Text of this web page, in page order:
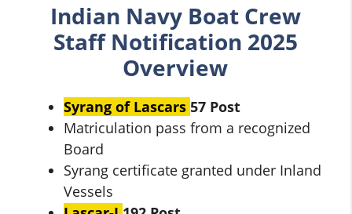
Indian Navy Boat Crew
Staff Notification 2025
Overview
Syrang of Lascars 57 Post
Matriculation pass from a recognized
Board
Syrang certificate granted under Inland
Vessels